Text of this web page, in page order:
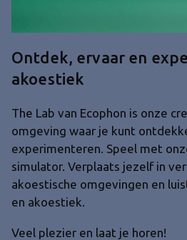
Ontdek, ervaar en
akoestiek
The Lab van Ecophon is onze
omgeving waar je kunt
experimenteren. Speel met
simulator. Verplaats jezelf in
akoestische omgevingen en
en akoestiek.
Veel plezier en laat je horen!